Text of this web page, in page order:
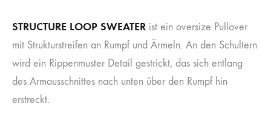
STRUCTURE LOOP SWEATER ist ein oversize Pullover
mit Strukturstreifen an Rumpf und Ärmeln. An den Schultern
wird ein Rippenmuster Detail gestrickt, das sich entlang
des Armausschnittes nach unten über den Rumpf hin
erstreckt.